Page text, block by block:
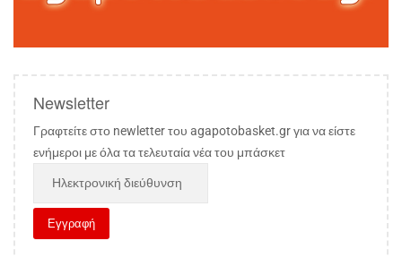
Newsletter
Γραφτείτε στο newletter του agapotobasket.gr για να είστε
ενήμεροι με όλα τα τελευταία νέα του μπάσκετ